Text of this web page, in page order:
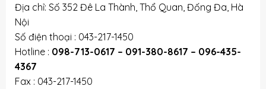
Địa chỉ: Số 352 Đê La Thành, Thổ Quan, Đống Đa, Hà
Nội
Số điện thoại : 043-217-1450
Hotline : 098-713-0617 – 091-380-8617 – 096-435-
4367
Fax : 043-217-1450